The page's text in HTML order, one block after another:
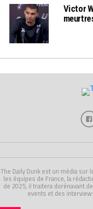
Victor
The Daily Dunk est un média sur
les équipes de France, la
de 2025, il traitera dorénavant
events et des